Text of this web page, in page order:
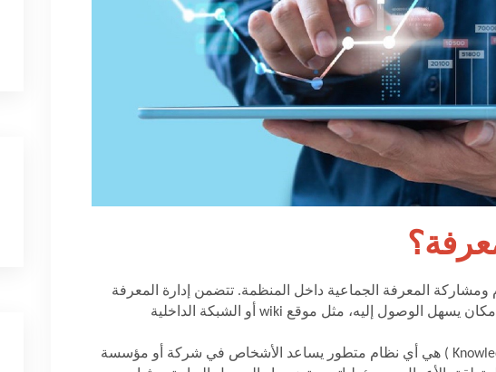
المعرفة الجماعية داخل المنظمة. تتضمن إدارة المعرفة
مكان يسهل الوصول إليه، مثل موقع wiki أو الشبكة الداخلية
) هي أي نظام متطور يساعد الأشخاص في شركة أو مؤسسة